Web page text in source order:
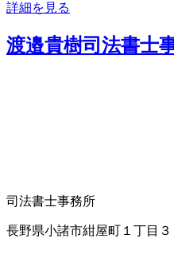
詳細を見る
渡邉貴樹司法書士
司法書士事務所
長野県小諸市紺屋町１丁目３